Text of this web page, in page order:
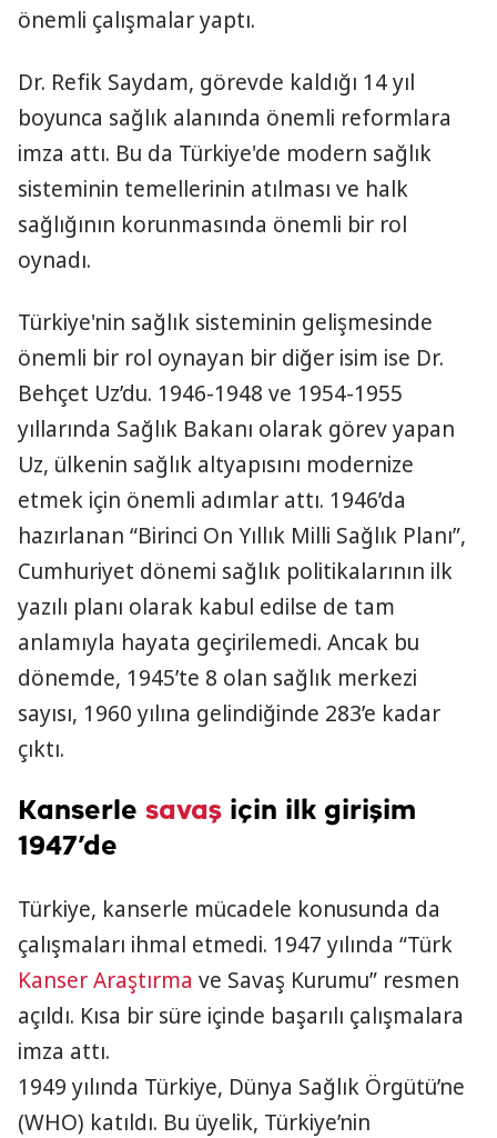
önemli çalışmalar yaptı.
Dr. Refik Saydam, görevde kaldığı 14 yıl
boyunca sağlık alanında önemli reformlara
imza attı. Bu da Türkiye'de modern sağlık
sisteminin temellerinin atılması ve halk
sağlığının korunmasında önemli bir rol
oynadı.
Türkiye'nin sağlık sisteminin gelişmesinde
önemli bir rol oynayan bir diğer isim ise Dr.
Behçet Uz’du. 1946-1948 ve 1954-1955
yıllarında Sağlık Bakanı olarak görev yapan
Uz, ülkenin sağlık altyapısını modernize
etmek için önemli adımlar attı. 1946’da
hazırlanan “Birinci On Yıllık Milli Sağlık Planı”,
Cumhuriyet dönemi sağlık politikalarının ilk
yazılı planı olarak kabul edilse de tam
anlamıyla hayata geçirilemedi. Ancak bu
dönemde, 1945’te 8 olan sağlık merkezi
sayısı, 1960 yılına gelindiğinde 283’e kadar
çıktı.
Kanserle savaş için ilk girişim
1947’de
Türkiye, kanserle mücadele konusunda da
çalışmaları ihmal etmedi. 1947 yılında “Türk
KanserAraştırma ve Savaş Kurumu” resmen
açıldı. Kısa bir süre içinde başarılı çalışmalara
imza attı.
1949 yılında Türkiye, Dünya Sağlık Örgütü’ne
(WHO) katıldı. Bu üyelik, Türkiye’nin